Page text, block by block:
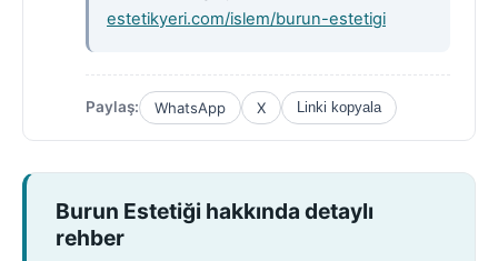
estetikyeri.com/islem/burun-estetigi
Paylaş: WhatsApp X Linki kopyala
Burun Estetiği hakkında detaylı
rehber